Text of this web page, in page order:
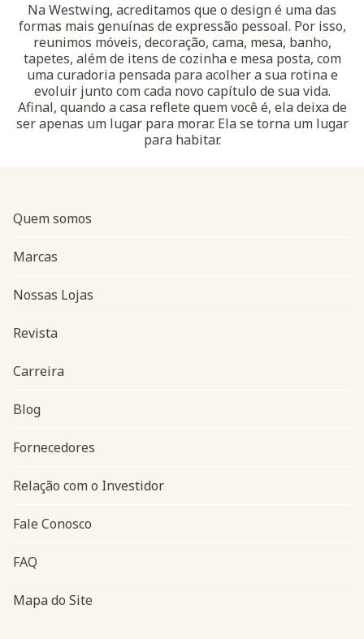
Na Westwing, acreditamos que o design é uma das
formas mais genuínas de expressão pessoal. Por isso,
reunimos móveis, decoração, cama, mesa, banho,
tapetes, além de itens de cozinha e mesa posta, com
uma curadoria pensada para acolher a sua rotina e
evoluir junto com cada novo capítulo de sua vida.
Afinal, quando a casa reflete quem você é, ela deixa de
ser apenas um lugar para morar. Ela se torna um lugar
para habitar.
Navegação do rodapé
Quem somos
Marcas
Nossas Lojas
Revista
Carreira
Blog
Fornecedores
Relação com o Investidor
Fale Conosco
FAQ
Mapa do Site